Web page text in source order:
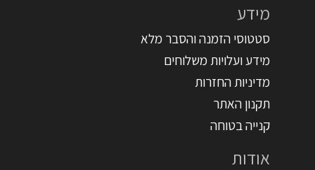
מידע
סטטוסי הזמנה והסבר מלא
מידע ועלויות משלוחים
מדיניות החזרות
תקנון האתר
קנייה בטוחה
אודות